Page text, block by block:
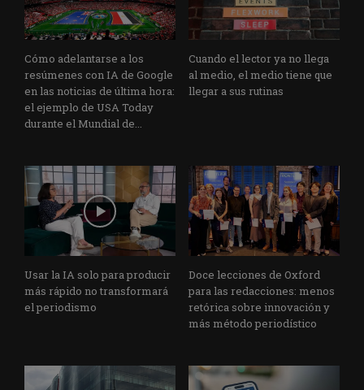
Cómo adelantarse a los
resúmenes con IA de Google
en las noticias de última hora:
el ejemplo de USA Today
durante el Mundial de...
Cuando el lector ya no llega
al medio, el medio tiene que
llegar a sus rutinas
Usar la IA solo para producir
más rápido no transformará
el periodismo
Doce lecciones de Oxford
para las redacciones: menos
retórica sobre innovación y
más método periodístico